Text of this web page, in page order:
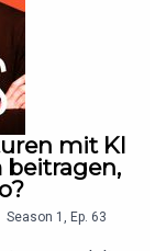
mit KI
Season 1 Ep. 63